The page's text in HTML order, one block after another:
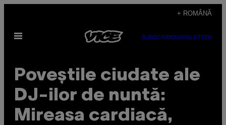
content
+ ROMÂNĂ
Open
SUBSCRIBENEWSLETTER
Poveștile ciudate ale
DJ-ilor de nuntă:
Mireasa cardiacă,